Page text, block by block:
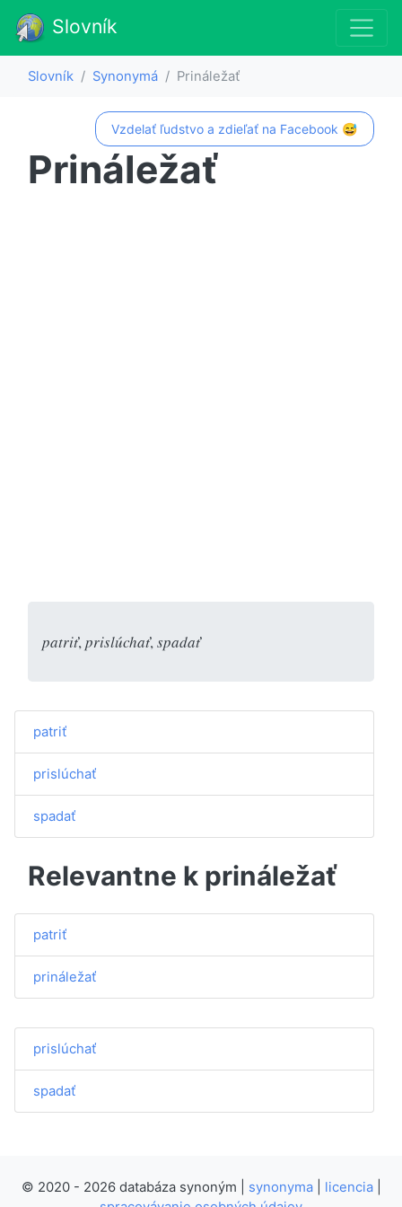
Slovník
Slovník Synonymá Prináležať
Vzdelať ľudstvo a zdieľať na Facebook 😅
Prináležať
patriť, prislúchať, spadať
patriť
prislúchať
spadať
Relevantne k prináležať
patriť
prináležať
prislúchať
spadať
© 2020 - 2026 databáza synoným | synonyma| licencia|